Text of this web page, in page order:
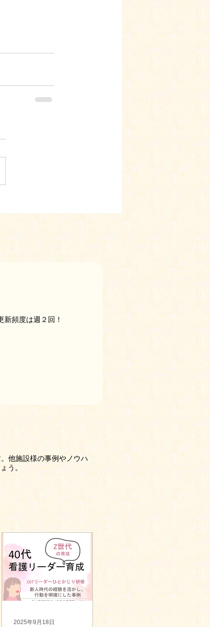
頻度は週２回！
他施設様の事例やノウハ
う。
2025年9月18日